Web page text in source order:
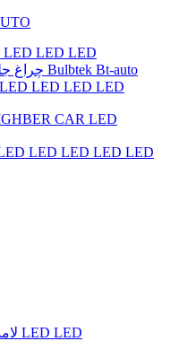
لامپ سیگنال معکوس ترمز LED LED